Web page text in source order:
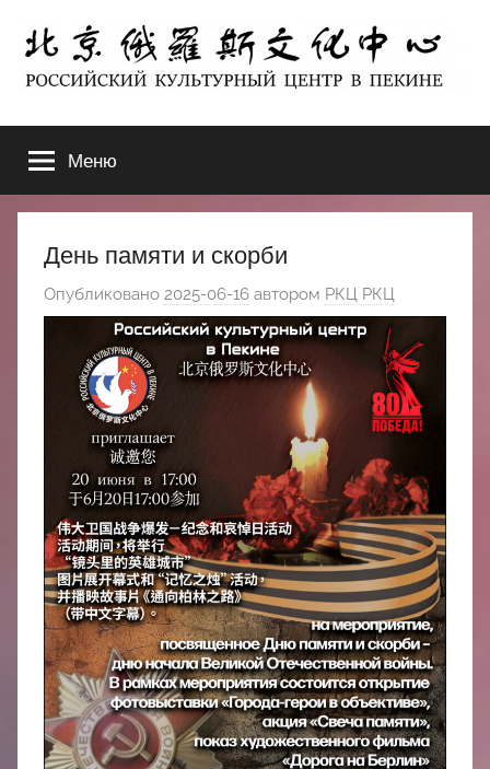
содержимому
北
京
俄
罗
心
ЦЕНТР
В
ПЕКИНЕ
Меню
День памяти и скорби
Опубликовано 2025-06-16 автором РКЦ РКЦ